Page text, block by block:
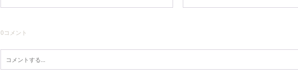
0コメント